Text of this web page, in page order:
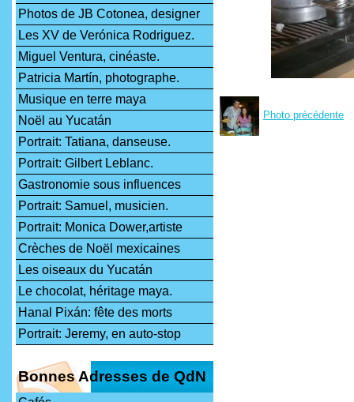
Photos de JB Cotonea, designer
Les XV de Verónica Rodriguez.
Miguel Ventura, cinéaste.
Patricia Martín, photographe.
Musique en terre maya
Noël au Yucatán
Portrait: Tatiana, danseuse.
Portrait: Gilbert Leblanc.
Gastronomie sous influences
Portrait: Samuel, musicien.
Portrait: Monica Dower,artiste
Crèches de Noël mexicaines
Les oiseaux du Yucatán
Le chocolat, héritage maya.
Hanal Pixán: fête des morts
Portrait: Jeremy, en auto-stop
Bonnes Adresses de QdN
Photo précédente